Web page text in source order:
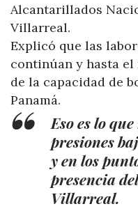
Alcantarillados
Villarreal.
Explicó que las
continúan y hasta el
de la capacidad de
Panamá.
Eso es lo
presiones
y en los
presencia
Villarreal.